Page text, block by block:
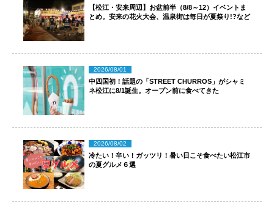
【松江・安来周辺】お盆前半（8/8～12）イベントま
とめ。安来の花火大会、温泉街は毎日が夏祭り!?など
2026/08/01
中四国初！話題の「STREET CHURROS」がシャミ
ネ松江に8/1誕生。オープン前に食べてきた
2026/08/02
冷たい！辛い！ガッツリ！暑い日こそ食べたい松江市
の夏グルメ６選